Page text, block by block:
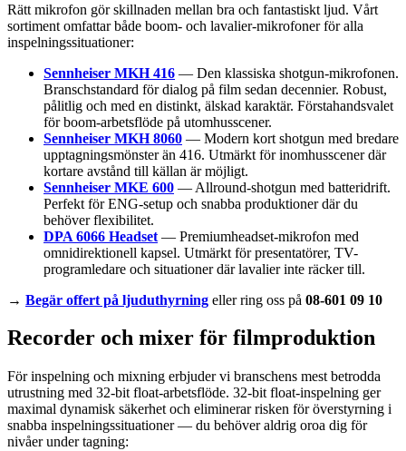
Rätt mikrofon gör skillnaden mellan bra och fantastiskt ljud. Vårt
sortiment omfattar både boom- och lavalier-mikrofoner för alla
inspelningssituationer:
Sennheiser MKH 416 — Den klassiska shotgun-mikrofonen.
Branschstandard för dialog på film sedan decennier. Robust,
pålitlig och med en distinkt, älskad karaktär. Förstahandsvalet
för boom-arbetsflöde på utomhusscener.
Sennheiser MKH 8060 — Modern kort shotgun med bredare
upptagningsmönster än 416. Utmärkt för inomhusscener där
kortare avstånd till källan är möjligt.
Sennheiser MKE 600 — Allround-shotgun med batteridrift.
Perfekt för ENG-setup och snabba produktioner där du
behöver flexibilitet.
DPA 6066 Headset — Premiumheadset-mikrofon med
omnidirektionell kapsel. Utmärkt för presentatörer, TV-
programledare och situationer där lavalier inte räcker till.
→ Begär offert på ljuduthyrning eller ring oss på 08-601 09 10
Recorder och mixer för filmproduktion
För inspelning och mixning erbjuder vi branschens mest betrodda
utrustning med 32-bit float-arbetsflöde. 32-bit float-inspelning ger
maximal dynamisk säkerhet och eliminerar risken för överstyrning i
snabba inspelningssituationer — du behöver aldrig oroa dig för
nivåer under tagning: